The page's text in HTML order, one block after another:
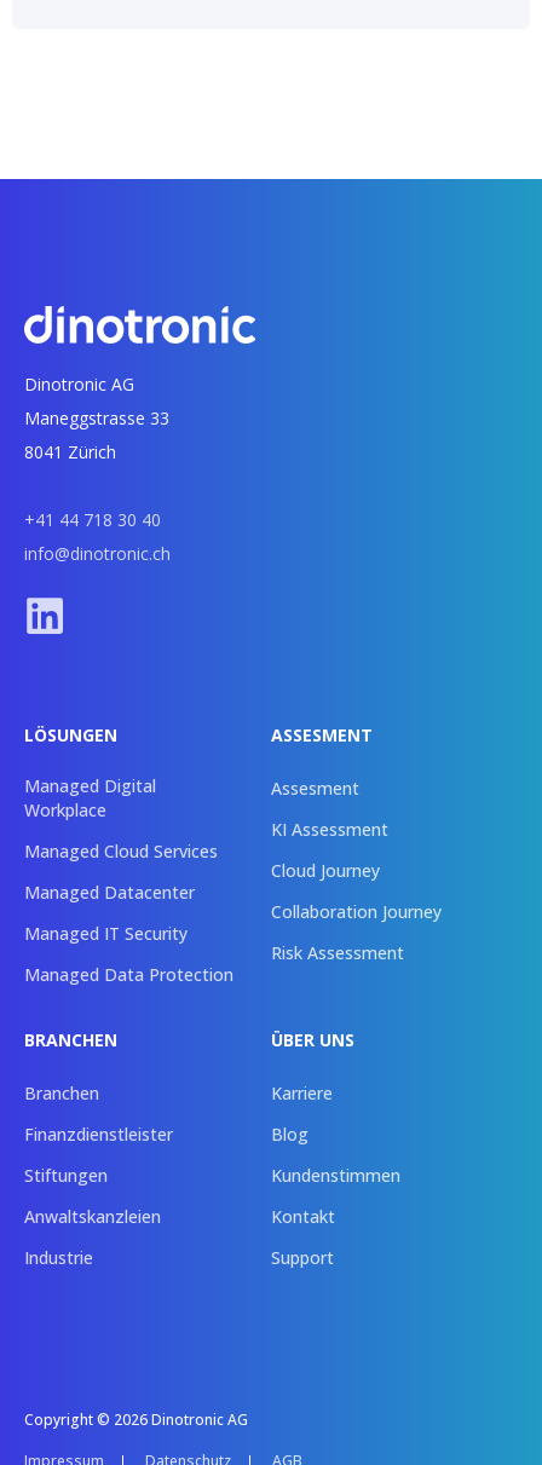
Dinotronic AG
Maneggstrasse 33
8041 Zürich
+41 44 718 30 40
info@dinotronic.ch
LÖSUNGEN
Managed Digital
Workplace
Managed Cloud Services
Managed Datacenter
Managed IT Security
Managed Data Protection
ASSESMENT
Assesment
KI Assessment
Cloud Journey
Collaboration Journey
Risk Assessment
BRANCHEN
Branchen
Finanzdienstleister
Stiftungen
Anwaltskanzleien
Industrie
ÜBER UNS
Karriere
Blog
Kundenstimmen
Kontakt
Support
Copyright © 2026 Dinotronic AG
Impressum
Datenschutz AGB